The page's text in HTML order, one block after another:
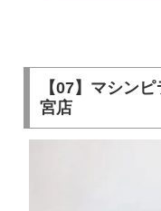
【07】マシン
宮店